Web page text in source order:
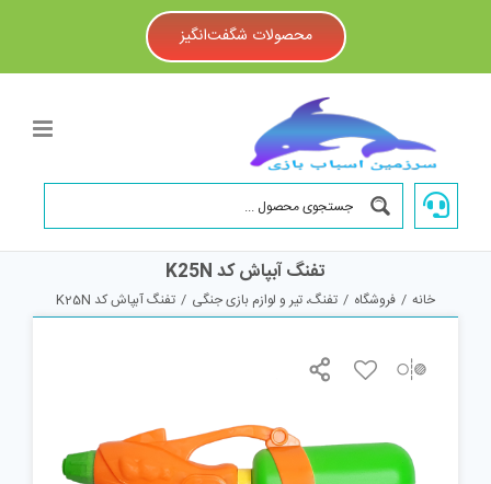
محصولات شگفت‌انگیز
تفنگ آبپاش کد K25N
خانه / فروشگاه / تفنگ، تیر و لوازم بازی جنگی / تفنگ آبپاش کد K25N